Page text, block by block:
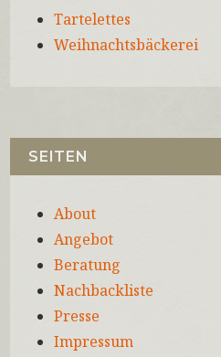
Tartelettes
Weihnachtsbäckerei
SEITEN
About
Angebot
Beratung
Nachbackliste
Presse
Impressum